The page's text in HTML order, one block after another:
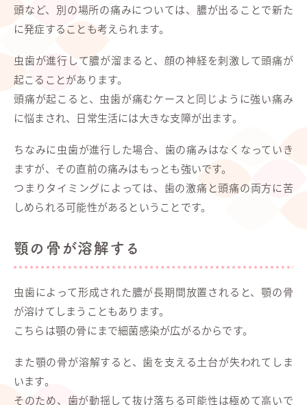
頭など、別の場所の痛みについては、膿が出ることで新た
に発症することも考えられます。
虫歯が進行して膿が溜まると、顔の神経を刺激して頭痛が
起こることがあります。
頭痛が起こると、虫歯が痛むケースと同じように強い痛み
に悩まされ、日常生活には大きな支障が出ます。
ちなみに虫歯が進行した場合、歯の痛みはなくなっていき
ますが、その直前の痛みはもっとも強いです。
つまりタイミングによっては、歯の激痛と頭痛の両方に苦
しめられる可能性があるということです。
顎の骨が溶解する
虫歯によって形成された膿が長期間放置されると、顎の骨
が溶けてしまうこともあります。
こちらは顎の骨にまで細菌感染が広がるからです。
また顎の骨が溶解すると、歯を支える土台が失われてしま
います。
そのため、歯が動揺して抜け落ちる可能性は極めて高いで